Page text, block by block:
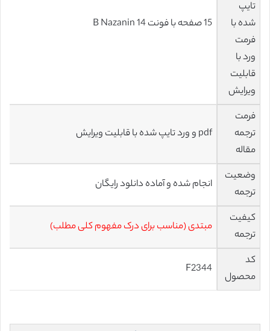
تایپ
شده با
فرمت
ورد با
قابلیت
ویرایش
15 صفحه با فونت 14 B Nazanin
فرمت
ترجمه
مقاله
pdf و ورد تایپ شده با قابلیت ویرایش
وضعیت
ترجمه
انجام شده و آماده دانلود رایگان
کیفیت
ترجمه
مبتدی (مناسب برای درک مفهوم کلی مطلب)
کد
محصول
F2344